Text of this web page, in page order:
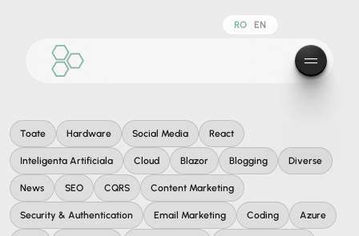
RO EN
Toate Hardware Social Media React
Inteligenta Artificiala Cloud Blazor Blogging Diverse
News SEO CQRS Content Marketing
Security & Authentication Email Marketing Coding Azure